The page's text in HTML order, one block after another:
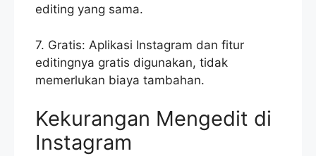
editing yang sama.
7. Gratis: Aplikasi Instagram dan fitur
editingnya gratis digunakan, tidak
memerlukan biaya tambahan.
Kekurangan Mengedit di
Instagram